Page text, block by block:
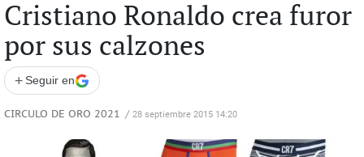
Cristiano Ronaldo crea furor
por sus calzones
+ Seguir en
CIRCULO DE ORO 2021 / 28 septiembre 2015 14:20